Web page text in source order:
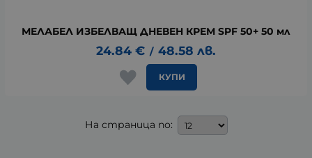
МЕЛАБЕЛ ИЗБЕЛВАЩ ДНЕВЕН КРЕМ SPF 50+ 50 мл
24.84 € / 48.58 лв.
КУПИ
На страница по: